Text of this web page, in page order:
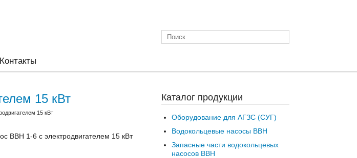
Контакты
15 кВт
15 кВт
ВВН 1-6 с электродвигателем 15 кВт
Каталог продукции
Оборудование для АГЗС (СУГ)
Водокольцевые насосы ВВН
Запасные части водокольцевых
насосов ВВН